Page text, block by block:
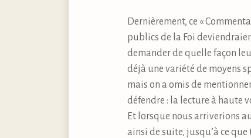
Dernièrement, ce «
publics de la Foi
demander de quelle façon
déjà une variété de moyens
mais on a omis de
défendre : la lecture à haute
Et lorsque nous arriverions
ainsi de suite, jusqu’à ce